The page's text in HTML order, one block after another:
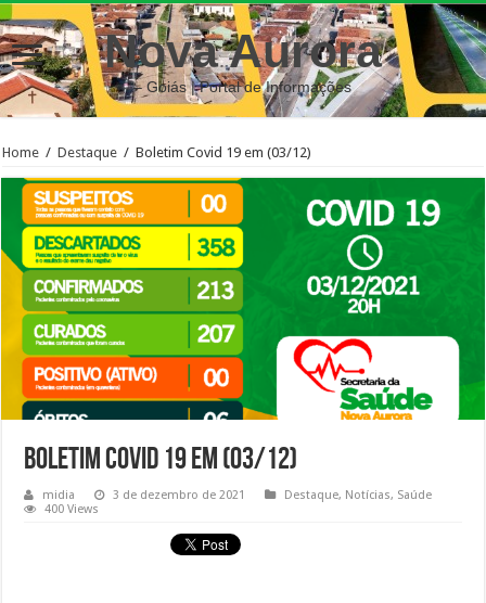
Nova Aurora
– Goiás | Portal de Informações
Home / Destaque / Boletim Covid 19 em (03/12)
Boletim Covid 19 em (03/12)
midia 3 de dezembro de 2021 Destaque, Notícias, Saúde
400 Views